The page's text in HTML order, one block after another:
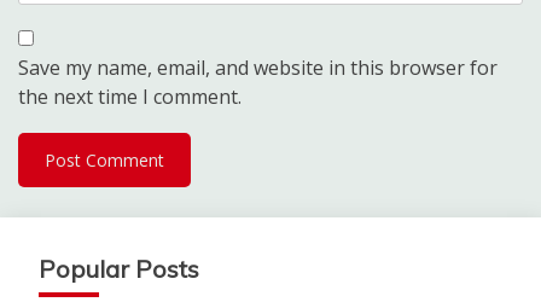
Save my name, email, and website in this browser for
the next time I comment.
Popular Posts